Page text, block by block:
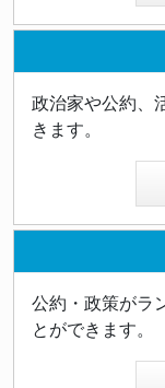
政治家や公約、
きます。
公約・政策がラ
とができます。